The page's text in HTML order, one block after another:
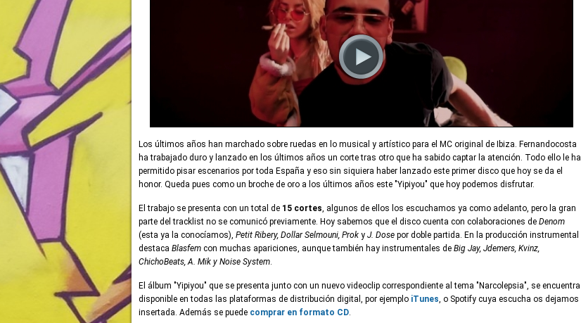
Los últimos años han marchado sobre ruedas en lo musical y artístico para el MC original de Ibiza. Fernandocosta
ha trabajado duro y lanzado en los últimos años un corte tras otro que ha sabido captar la atención. Todo ello le ha
permitido pisar escenarios por toda España y eso sin siquiera haber lanzado este primer disco que hoy se da el
honor. Queda pues como un broche de oro a los últimos años este "Yipiyou" que hoy podemos disfrutar.
El trabajo se presenta con un total de 15 cortes, algunos de ellos los escuchamos ya como adelanto, pero la gran
parte del tracklist no se comunicó previamente. Hoy sabemos que el disco cuenta con colaboraciones de Denom
(esta ya la conocíamos), Petit Ribery, Dollar Selmouni, Prok y J. Dose por doble partida. En la producción instrumental
destaca Blasfem con muchas apariciones, aunque también hay instrumentales de Big Jay, Jdemers, Kvinz,
ChichoBeats, A. Mik y Noise System.
El álbum "Yipiyou" que se presenta junto con un nuevo videoclip correspondiente al tema "Narcolepsia", se encuentra
disponible en todas las plataformas de distribución digital, por ejemplo iTunes, o Spotify cuya escucha os dejamos
insertada. Además se puede comprar en formato CD.